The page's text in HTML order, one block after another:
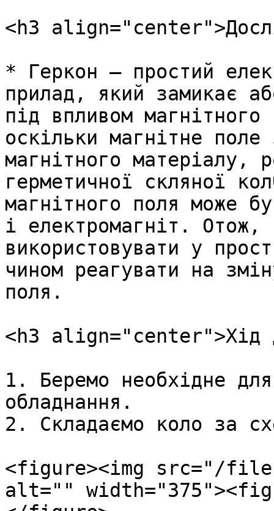
<h3
* Геркон – простий
прилад, який замикає
під впливом
оскільки магнітне
магнітного матеріалу,
герметичної скляної
магнітного поля може
і електромагніт. Отож,
використовувати у
чином реагувати на
поля.
<h3 align="center">Хід
1. Беремо необхідне
обладнання.
2. Складаємо коло за
<figure><img src="/files/
alt=""